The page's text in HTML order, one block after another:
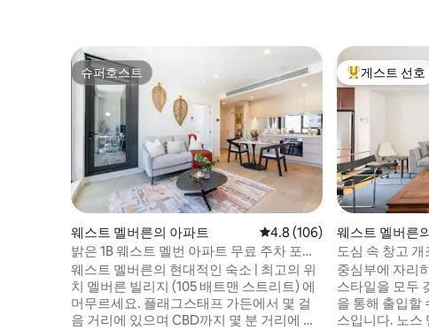
슈퍼호스트
슈퍼호스트
웨스트 멜버른의 아파트 평점 4.8점(5점 만점), 후기
4.8 (106)
밝은 1B 웨스트 멜번 아파트 무료 주차 포함
#2
웨스트 멜버른의 현대적인 숙소 | 최고의 위
치 멜버른 빌리지 (105 배트맨 스트리트) 에
머무르세요. 플래그스태프 가든에서 몇 걸
음 거리에 있으며 CBD까지 몇 분 거리에 있
상위 게스트 선
게스트 선호
웨스트 멜버른
도심 속 창고 개
중심부에 자리
스타일을 모두
을 통해 출입할
스입니다. 노스